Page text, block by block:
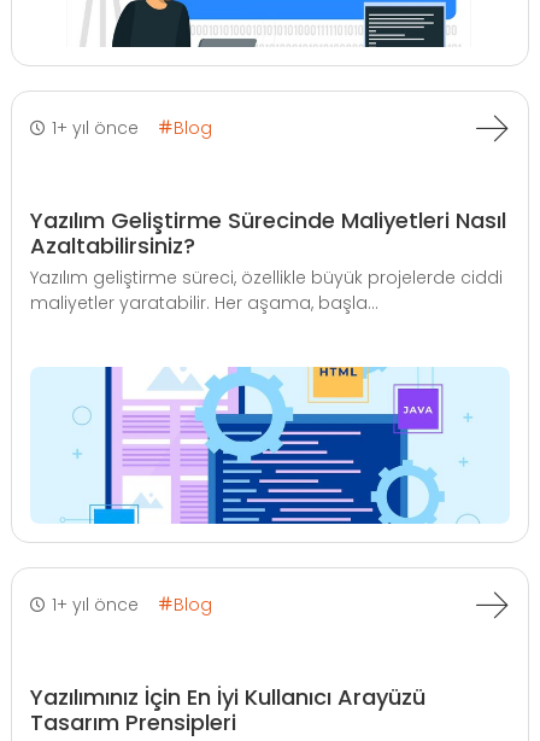
1+ yıl önce Blog
Yazılım Geliştirme Sürecinde Maliyetleri Nasıl
Azaltabilirsiniz?
Yazılım geliştirme süreci, özellikle büyük projelerde ciddi
maliyetler yaratabilir. Her aşama, başla...
1+ yıl önce Blog
Yazılımınız İçin En İyi Kullanıcı Arayüzü
Tasarım Prensipleri